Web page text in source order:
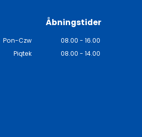
Åbningstider
Pon-Czw
08.00 - 16.00
Piątek
08.00 - 14.00